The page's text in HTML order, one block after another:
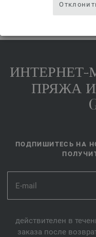
ИНТЕРНЕТ-
ПРЯЖА И
ПОДПИШИТЕСЬ НА
действителен в
заказа после